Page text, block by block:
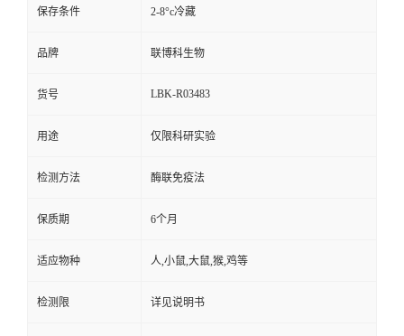
保存条件 2-8°c冷藏
品牌 联博科生物
货号 LBK-R03483
用途 仅限科研实验
检测方法 酶联免疫法
保质期 6个月
适应物种 人,小鼠,大鼠,猴,鸡等
检测限 详见说明书